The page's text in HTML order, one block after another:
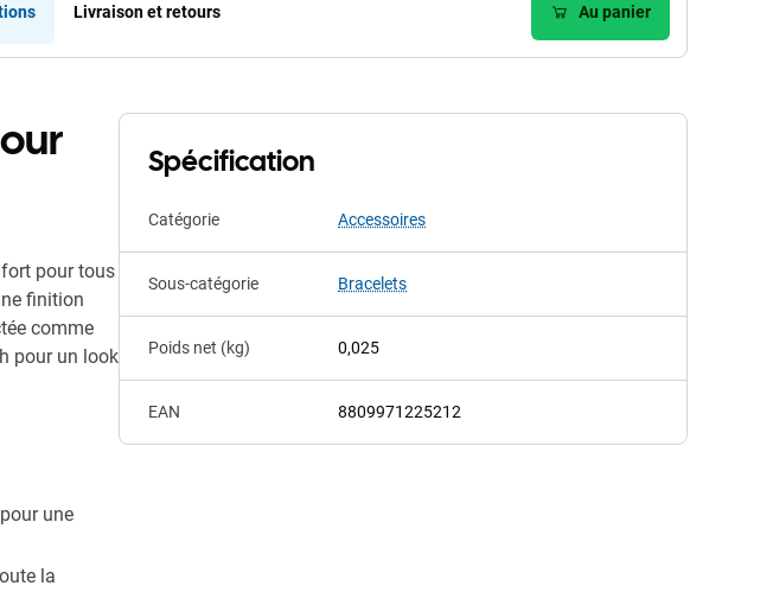
Livraison et retours Au panier
pour tous
finition
comme
pour un look
une
la
Spécification
Catégorie Accessoires
Sous-catégorie Bracelets
Poids net (kg) 0,025
EAN 8809971225212